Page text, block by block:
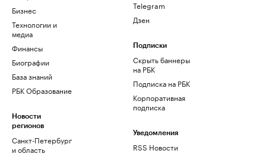
Бизнес
Технологии и
медиа
Финансы
Биографии
База знаний
РБК Образование
Новости
регионов
Санкт-Петербург
и область
Telegram
Дзен
Подписки
Скрыть баннеры
на РБК
Подписка на РБК
Корпоративная
подписка
Уведомления
RSS Новости